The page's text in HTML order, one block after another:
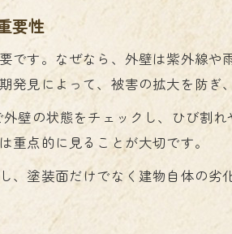
長持ちさせる塗料選びと
塗装後のメンテナンスで
外壁塗装のための適切な
外壁塗装の再塗装時期を
塗装と防傷の両立なら塗料選び
外壁塗装で傷防止を叶え
シリコンとフッ素塗料の
要性
です。なぜなら、外壁は紫外線
発見によって、被害の拡大を防
壁の状態をチェックし、ひび割
重点的に見ることが大切です。
、塗装面だけでなく建物自体の